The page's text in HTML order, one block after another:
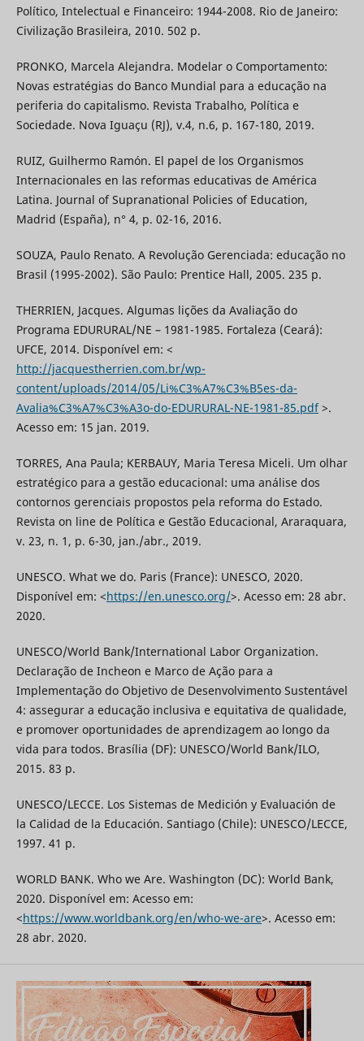
Político, Intelectual e Financeiro: 1944-2008. Rio de Janeiro:
Civilização Brasileira, 2010. 502 p.
PRONKO, Marcela Alejandra. Modelar o Comportamento:
Novas estratégias do Banco Mundial para a educação na
periferia do capitalismo. Revista Trabalho, Política e
Sociedade. Nova Iguaçu (RJ), v.4, n.6, p. 167-180, 2019.
RUIZ, Guilhermo Ramón. El papel de los Organismos
Internacionales en las reformas educativas de América
Latina. Journal of Supranational Policies of Education,
Madrid (España), n° 4, p. 02-16, 2016.
SOUZA, Paulo Renato. A Revolução Gerenciada: educação no
Brasil (1995-2002). São Paulo: Prentice Hall, 2005. 235 p.
THERRIEN, Jacques. Algumas lições da Avaliação do
Programa EDURURAL/NE – 1981-1985. Fortaleza (Ceará):
UFCE, 2014. Disponível em: <
http://jacquestherrien.com.br/wp-
content/uploads/2014/05/Li%C3%A7%C3%B5es-da-
Avalia%C3%A7%C3%A3o-do-EDURURAL-NE-1981-85.pdf>.
Acesso em: 15 jan. 2019.
TORRES, Ana Paula; KERBAUY, Maria Teresa Miceli. Um olhar
estratégico para a gestão educacional: uma análise dos
contornos gerenciais propostos pela reforma do Estado.
Revista on line de Política e Gestão Educacional, Araraquara,
v. 23, n. 1, p. 6-30, jan./abr., 2019.
UNESCO. What we do. Paris (France): UNESCO, 2020.
Disponível em: <https://en.unesco.org/>. Acesso em: 28 abr.
2020.
UNESCO/World Bank/International Labor Organization.
Declaração de Incheon e Marco de Ação para a
Implementação do Objetivo de Desenvolvimento Sustentável
4: assegurar a educação inclusiva e equitativa de qualidade,
e promover oportunidades de aprendizagem ao longo da
vida para todos. Brasília (DF): UNESCO/World Bank/ILO,
2015. 83 p.
UNESCO/LECCE. Los Sistemas de Medición y Evaluación de
la Calidad de la Educación. Santiago (Chile): UNESCO/LECCE,
1997. 41 p.
WORLD BANK. Who we Are. Washington (DC): World Bank,
2020. Disponível em: Acesso em:
<https://www.worldbank.org/en/who-we-are>. Acesso em:
28 abr. 2020.